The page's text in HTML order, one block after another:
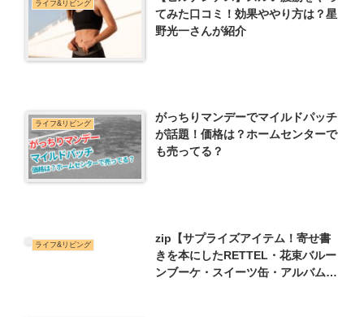
ライフ&リビング
てみた口コミ！効果ややり方は？星
野光一さんが紹介
ライフ&リビング
がっちりマンデーでマイルドパッチ
が話題！価格は？ホームセンターで
も売ってる？
ライフ&リビング
zip【サプライズアイテム！寄せ書
きを本にしたRETTEL・花束バルー
ンブーケ・スイーツ缶・アルバムキ